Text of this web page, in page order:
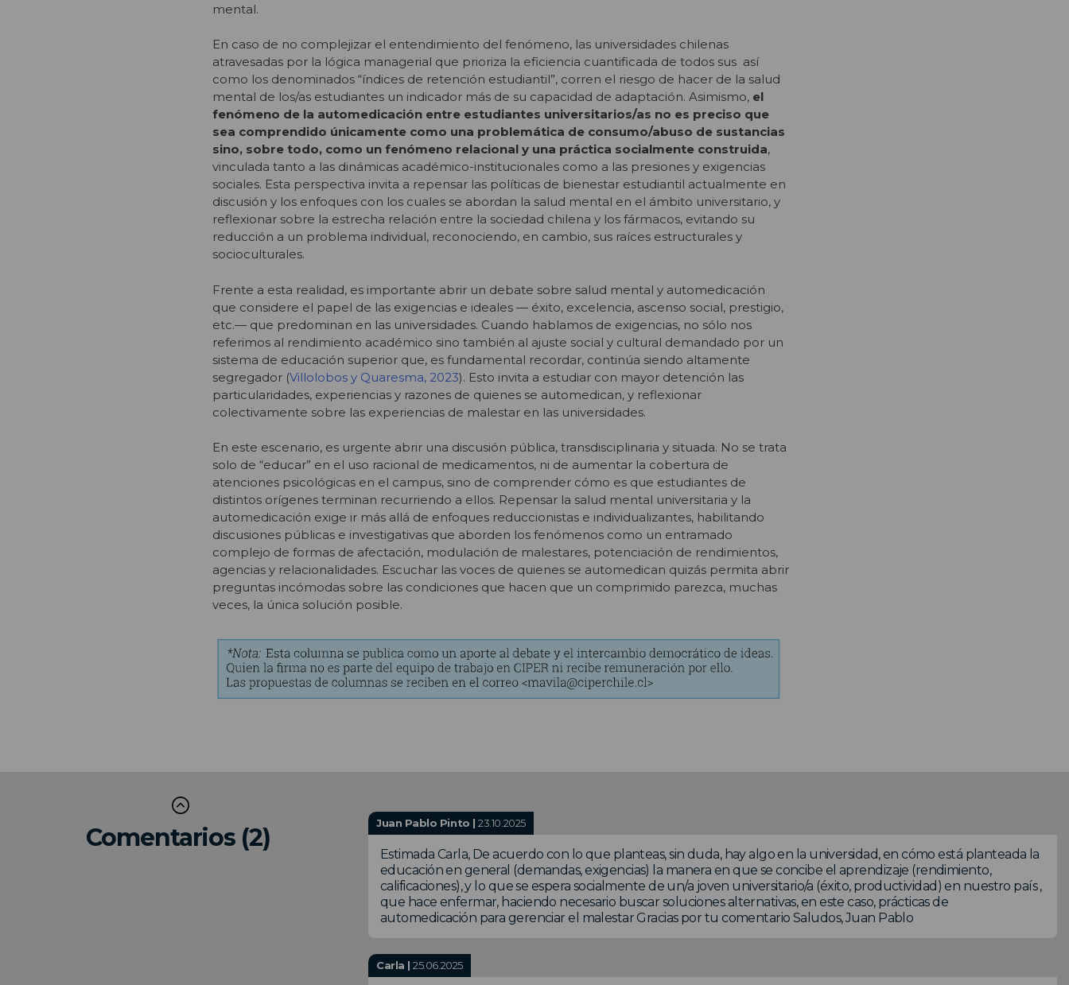
mental.
En caso de no complejizar el entendimiento del fenómeno, las universidades chilenas
atravesadas por la lógica managerial que prioriza la eficiencia cuantificada de todos sus así
como los denominados “índices de retención estudiantil”, corren el riesgo de hacer de la salud
mental de los/as estudiantes un indicador más de su capacidad de adaptación. Asimismo, el
fenómeno de la automedicación entre estudiantes universitarios/as no es preciso que
sea comprendido únicamente como una problemática de consumo/abuso de sustancias
sino, sobre todo, como un fenómeno relacional y una práctica socialmente construida,
vinculada tanto a las dinámicas académico-institucionales como a las presiones y exigencias
sociales. Esta perspectiva invita a repensar las políticas de bienestar estudiantil actualmente en
discusión y los enfoques con los cuales se abordan la salud mental en el ámbito universitario, y
reflexionar sobre la estrecha relación entre la sociedad chilena y los fármacos, evitando su
reducción a un problema individual, reconociendo, en cambio, sus raíces estructurales y
socioculturales.
Frente a esta realidad, es importante abrir un debate sobre salud mental y automedicación
que considere el papel de las exigencias e ideales — éxito, excelencia, ascenso social, prestigio,
etc.— que predominan en las universidades. Cuando hablamos de exigencias, no sólo nos
referimos al rendimiento académico sino también al ajuste social y cultural demandado por un
sistema de educación superior que, es fundamental recordar, continúa siendo altamente
segregador (Villolobos y Quaresma, 2023). Esto invita a estudiar con mayor detención las
particularidades, experiencias y razones de quienes se automedican, y reflexionar
colectivamente sobre las experiencias de malestar en las universidades.
En este escenario, es urgente abrir una discusión pública, transdisciplinaria y situada. No se trata
solo de “educar” en el uso racional de medicamentos, ni de aumentar la cobertura de
atenciones psicológicas en el campus, sino de comprender cómo es que estudiantes de
distintos orígenes terminan recurriendo a ellos. Repensar la salud mental universitaria y la
automedicación exige ir más allá de enfoques reduccionistas e individualizantes, habilitando
discusiones públicas e investigativas que aborden los fenómenos como un entramado
complejo de formas de afectación, modulación de malestares, potenciación de rendimientos,
agencias y relacionalidades. Escuchar las voces de quienes se automedican quizás permita abrir
preguntas incómodas sobre las condiciones que hacen que un comprimido parezca, muchas
veces, la única solución posible.
Comentarios (2) Juan Pablo Pinto |23.10.2025
Estimada Carla, De acuerdo con lo que planteas, sin duda, hay algo en la universidad, en cómo está planteada la
educación en general (demandas, exigencias) la manera en que se concibe el aprendizaje (rendimiento,
calificaciones), y lo que se espera socialmente de un/a joven universitario/a (éxito, productividad) en nuestro país ,
que hace enfermar, haciendo necesario buscar soluciones alternativas, en este caso, prácticas de
automedicación para gerenciar el malestar Gracias por tu comentario Saludos, Juan Pablo
Carla |25.06.2025